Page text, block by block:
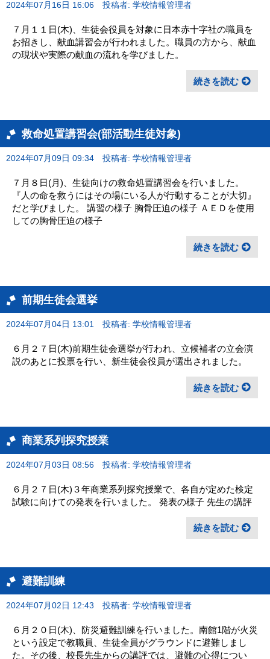
2024年07月16日 16:06 投稿者: 学校情報管理者
７月１１日(木)、生徒会役員を対象に日本赤十字社の職員を
お招きし、献血講習会が行われました。職員の方から、献血
の現状や実際の献血の流れを学びました。
続きを読む
救命処置講習会(部活動生徒対象)
2024年07月09日 09:34 投稿者: 学校情報管理者
７月８日(月)、生徒向けの救命処置講習会を行いました。
『人の命を救うにはその場にいる人が行動することが大切』
だと学びました。 講習の様子 胸骨圧迫の様子 ＡＥＤを使用
しての胸骨圧迫の様子
続きを読む
前期生徒会選挙
2024年07月04日 13:01 投稿者: 学校情報管理者
６月２７日(木)前期生徒会選挙が行われ、立候補者の立会演
説のあとに投票を行い、新生徒会役員が選出されました。
続きを読む
商業系列探究授業
2024年07月03日 08:56 投稿者: 学校情報管理者
６月２７日(木)３年商業系列探究授業で、各自が定めた検定
試験に向けての発表を行いました。 発表の様子 先生の講評
続きを読む
避難訓練
2024年07月02日 12:43 投稿者: 学校情報管理者
６月２０日(木)、防災避難訓練を行いました。南館1階が火災
という設定で教職員、生徒全員がグラウンドに避難しまし
た。その後、校長先生からの講評では、避難の心得につい